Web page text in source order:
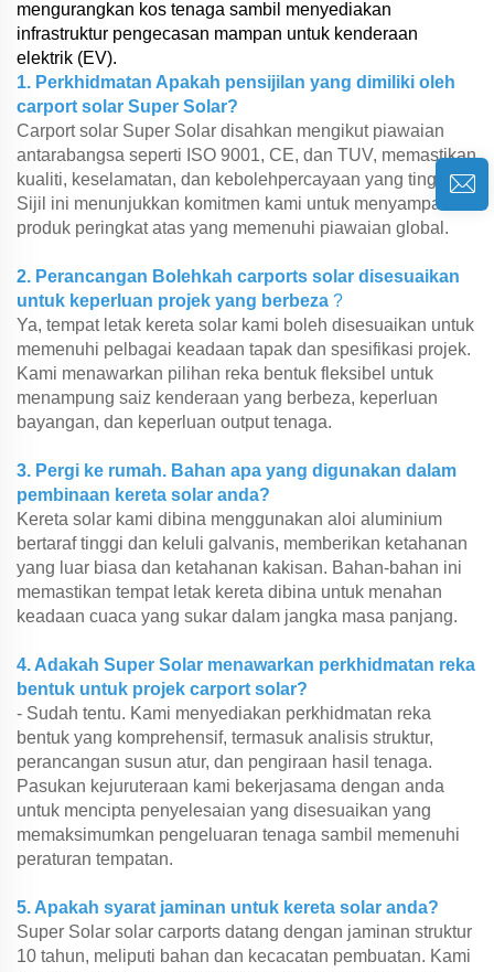
mengurangkan kos tenaga sambil menyediakan
infrastruktur pengecasan mampan untuk kenderaan
elektrik (EV).
1. Perkhidmatan Apakah pensijilan yang dimiliki oleh
carport solar Super Solar?
Carport solar Super Solar disahkan mengikut piawaian
antarabangsa seperti ISO 9001, CE, dan TUV, memastikan
kualiti, keselamatan, dan kebolehpercayaan yang tinggi.
Sijil ini menunjukkan komitmen kami untuk menyampaikan
produk peringkat atas yang memenuhi piawaian global.
2. Perancangan Bolehkah carports solar disesuaikan
untuk keperluan projek yang berbeza ?
Ya, tempat letak kereta solar kami boleh disesuaikan untuk
memenuhi pelbagai keadaan tapak dan spesifikasi projek.
Kami menawarkan pilihan reka bentuk fleksibel untuk
menampung saiz kenderaan yang berbeza, keperluan
bayangan, dan keperluan output tenaga.
3. Pergi ke rumah. Bahan apa yang digunakan dalam
pembinaan kereta solar anda?
Kereta solar kami dibina menggunakan aloi aluminium
bertaraf tinggi dan keluli galvanis, memberikan ketahanan
yang luar biasa dan ketahanan kakisan. Bahan-bahan ini
memastikan tempat letak kereta dibina untuk menahan
keadaan cuaca yang sukar dalam jangka masa panjang.
4. Adakah Super Solar menawarkan perkhidmatan reka
bentuk untuk projek carport solar?
- Sudah tentu. Kami menyediakan perkhidmatan reka
bentuk yang komprehensif, termasuk analisis struktur,
perancangan susun atur, dan pengiraan hasil tenaga.
Pasukan kejuruteraan kami bekerjasama dengan anda
untuk mencipta penyelesaian yang disesuaikan yang
memaksimumkan pengeluaran tenaga sambil memenuhi
peraturan tempatan.
5. Apakah syarat jaminan untuk kereta solar anda?
Super Solar solar carports datang dengan jaminan struktur
10 tahun, meliputi bahan dan kecacatan pembuatan. Kami